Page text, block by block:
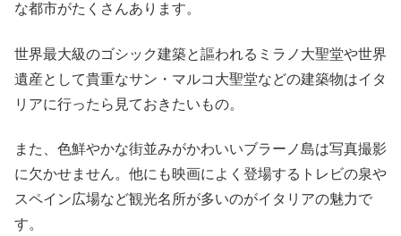
な都市がたくさんあります。
世界最大級のゴシック建築と謳われるミラノ大聖堂や世界
遺産として貴重なサン・マルコ大聖堂などの建築物はイタ
リアに行ったら見ておきたいもの。
また、色鮮やかな街並みがかわいいブラーノ島は写真撮影
に欠かせません。他にも映画によく登場するトレビの泉や
スペイン広場など観光名所が多いのがイタリアの魅力で
す。